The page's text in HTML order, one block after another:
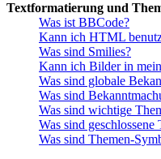
Textformatierung und
Was ist BBCode?
Kann ich HTML
Was sind Smilies?
Kann ich Bilder in
Was sind globale
Was sind
Was sind wichtige
Was sind geschlossene
Was sind Themen-